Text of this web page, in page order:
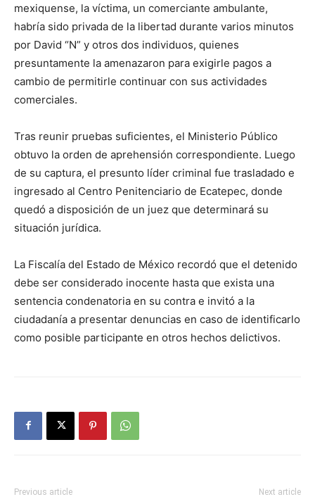
mexiquense, la víctima, un comerciante ambulante,
habría sido privada de la libertad durante varios minutos
por David “N” y otros dos individuos, quienes
presuntamente la amenazaron para exigirle pagos a
cambio de permitirle continuar con sus actividades
comerciales.
Tras reunir pruebas suficientes, el Ministerio Público
obtuvo la orden de aprehensión correspondiente. Luego
de su captura, el presunto líder criminal fue trasladado e
ingresado al Centro Penitenciario de Ecatepec, donde
quedó a disposición de un juez que determinará su
situación jurídica.
La Fiscalía del Estado de México recordó que el detenido
debe ser considerado inocente hasta que exista una
sentencia condenatoria en su contra e invitó a la
ciudadanía a presentar denuncias en caso de identificarlo
como posible participante en otros hechos delictivos.
Previous article Next article